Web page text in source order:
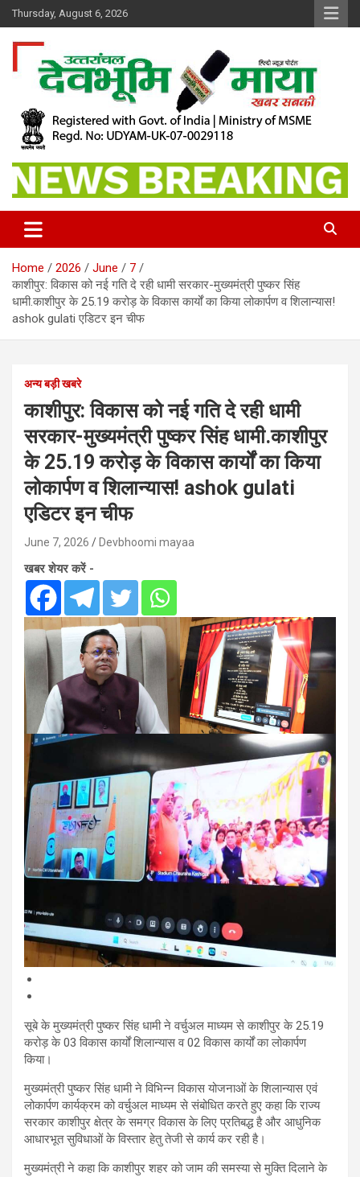
Skip
to
content
Thursday, August 6, 2026
Dev Bhoomi Maya
Home 2026 June
7
काशीपुर: विकास को नई गति दे रही धामी सरकार-मुख्यमंत्री पुष्कर सिंह
धामी.काशीपुर के 25.19 करोड़ के विकास कार्यों का किया लोकार्पण व शिलान्यास!
ashok gulati एडिटर इन चीफ
अन्य बड़ी खबरे
काशीपुर: विकास को नई गति दे रही धामी
सरकार-मुख्यमंत्री पुष्कर सिंह धामी.काशीपुर
के 25.19 करोड़ के विकास कार्यों का किया
लोकार्पण व शिलान्यास! ashok gulati
एडिटर इन चीफ
June 7, 2026 Devbhoomi mayaa
खबर शेयर करें -
सूबे के मुख्यमंत्री पुष्कर सिंह धामी ने वर्चुअल माध्यम से काशीपुर के 25.19
करोड़ के 03 विकास कार्यों शिलान्यास व 02 विकास कार्यों का लोकार्पण
किया।
मुख्यमंत्री पुष्कर सिंह धामी ने विभिन्न विकास योजनाओं के शिलान्यास एवं
लोकार्पण कार्यक्रम को वर्चुअल माध्यम से संबोधित करते हुए कहा कि राज्य
सरकार काशीपुर क्षेत्र के समग्र विकास के लिए प्रतिबद्ध है और आधुनिक
आधारभूत सुविधाओं के विस्तार हेतु तेजी से कार्य कर रही है।
मुख्यमंत्री ने कहा कि काशीपुर शहर को जाम की समस्या से मुक्ति दिलाने के